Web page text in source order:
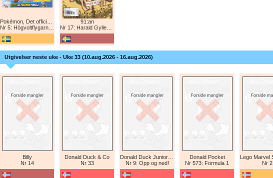
Nr 5: Högvoltflygarna mot Svart Rayquaza!
91:an
Nr 17: Harald Gyllenhårs saga
Utgivelser neste uke - Uke 33 (10.aug.2026 - 16.aug.2026)
Billy
Nr 14
Donald Duck & Co
Nr 33
Nr 9: Opp og ned!
Donald Pocket
Nr 573: Formula 1
Nr 2